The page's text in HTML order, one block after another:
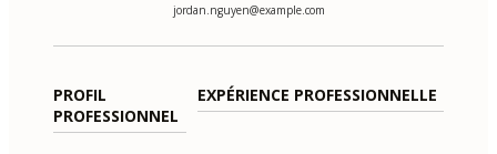
jordan.nguyen@example.com
PROFIL
PROFESSIONNEL
EXPÉRIENCE PROFESSIONNELLE